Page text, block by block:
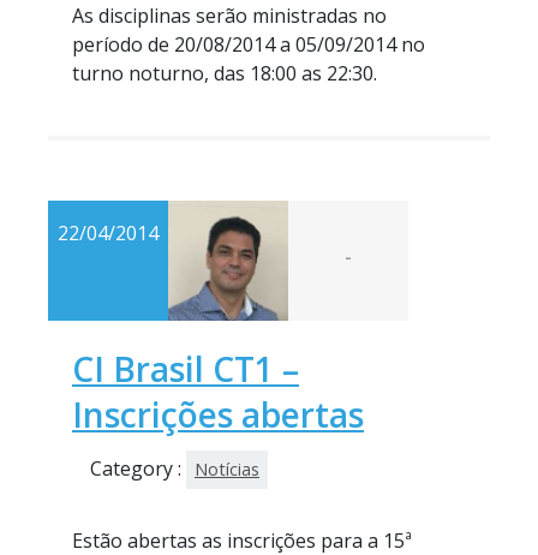
As disciplinas serão ministradas no
período de 20/08/2014 a 05/09/2014 no
turno noturno, das 18:00 as 22:30.
22/04/2014
-
CI Brasil CT1 –
Inscrições abertas
Category : Notícias
Estão abertas as inscrições para a 15ª